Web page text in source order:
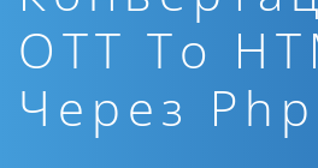
OTT To
Через Php